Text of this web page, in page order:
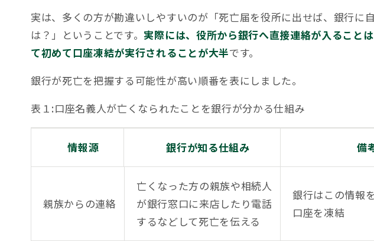
実は、多くの方が勘違いしやすいのが「死亡届を役所に出せば、銀行に
は？」ということです。 実際には、役所から銀行へ直接連絡が入ること
て初めて口座凍結が実行されることが大半です。
銀行が死亡を把握する可能性が高い順番を表にしました。
表１:口座名義人が亡くなられたことを銀行が分かる仕組み
情報源 銀行が知る仕組み 備
親族からの連絡
亡くなった方の親族や相続人
が銀行窓口に来店したり電話
するなどして死亡を伝える
銀行はこの情報
口座を凍結